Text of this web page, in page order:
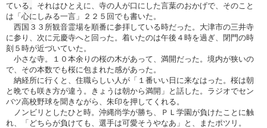
ている。それはひとえに、寺の人が口にした言葉のおかげで、そのこと
は「心にしみる一言」２２５回でも書いた。
西国３３所観音霊場を順番に参拝している時だった。大津市の三井寺
に参り、次に元慶寺へと回った。着いたのは午後４時を過ぎ、閉門の時
刻５時が近づいていた。
小さな寺。１０本余りの桜の木があって、満開だった。境内が狭いの
で、その本数でも桜に包まれた感があった。
納経所に行くと、住職らしい人が「１番いい日に来なはった。桜は朝
と晩でも咲き方が違う。きょうは朝から満開」と話した。ラジオでセン
バツ高校野球を聞きながら、朱印を押してくれる。
ノンビリとしたひと時。沖縄尚学が勝ち、ＰＬ学園が負けたことに触
れ、「どちらが負けても、選手は可愛そうやなあ」と、またポツリ。